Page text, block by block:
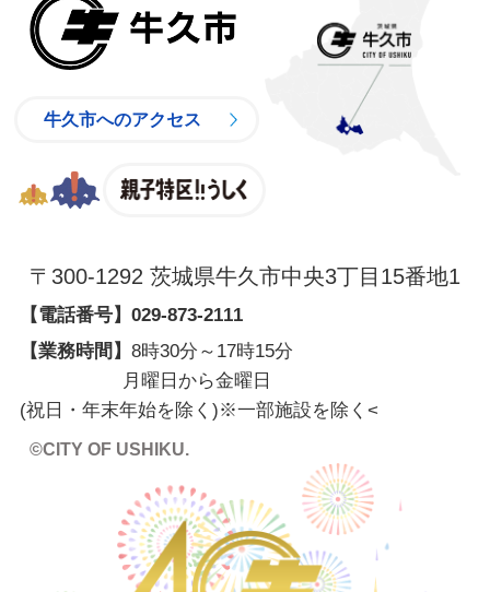
牛久市へのアクセス
〒300-1292 茨城県牛久市中央3丁目15番地1
【電話番号】 029-873-2111
【業務時間】 8時30分～17時15分
月曜日から金曜日
(祝日・年末年始を除く)※一部施設を除く <
©CITY OF USHIKU.